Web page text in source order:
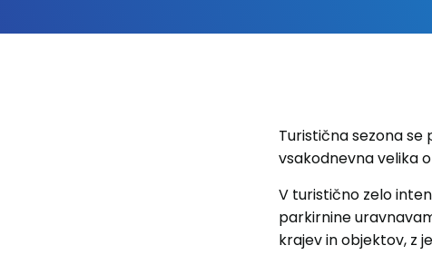
Turistična sezona
vsakodnevna velika
V turistično zelo
parkirnine
krajev in objektov, z